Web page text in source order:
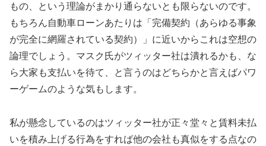
もの、という理論がまかり通らないとも限らないのです。
もちろん自動車ローンあたりは「完備契約（あらゆる事象
が完全に網羅されている契約）」に近いからこれは空想の
論理でしょう。マスク氏がツィッター社は潰れるかも、な
ら大家も支払いを待て、と言うのはどちらかと言えばパワ
ーゲームのような気もします。
私が懸念しているのはツィッター社が正々堂々と賃料未払
いを積み上げる行為をすれば他の会社も真似をする点なの